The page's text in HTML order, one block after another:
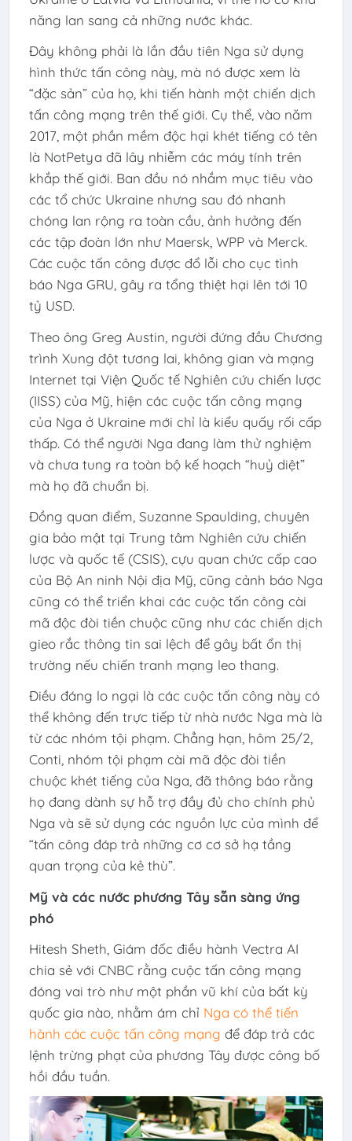
năng lan sang cả những nước khác.
Đây không phải là lần đầu tiên Nga sử dụng
hình thức tấn công này, mà nó được xem là
“đặc sản” của họ, khi tiến hành một chiến dịch
tấn công mạng trên thế giới. Cụ thể, vào năm
2017, một phần mềm độc hại khét tiếng có tên
là NotPetya đã lây nhiễm các máy tính trên
khắp thế giới. Ban đầu nó nhắm mục tiêu vào
các tổ chức Ukraine nhưng sau đó nhanh
chóng lan rộng ra toàn cầu, ảnh hưởng đến
các tập đoàn lớn như Maersk, WPP và Merck.
Các cuộc tấn công được đổ lỗi cho cục tình
báo Nga GRU, gây ra tổng thiệt hại lên tới 10
tỷ USD.
Theo ông Greg Austin, người đứng đầu Chương
trình Xung đột tương lai, không gian và mạng
Internet tại Viện Quốc tế Nghiên cứu chiến lược
(IISS) của Mỹ, hiện các cuộc tấn công mạng
của Nga ở Ukraine mới chỉ là kiểu quấy rối cấp
thấp. Có thể người Nga đang làm thử nghiệm
và chưa tung ra toàn bộ kế hoạch “huỷ diệt”
mà họ đã chuẩn bị.
Đồng quan điểm, Suzanne Spaulding, chuyên
gia bảo mật tại Trung tâm Nghiên cứu chiến
lược và quốc tế (CSIS), cựu quan chức cấp cao
của Bộ An ninh Nội địa Mỹ, cũng cảnh báo Nga
cũng có thể triển khai các cuộc tấn công cài
mã độc đòi tiền chuộc cũng như các chiến dịch
gieo rắc thông tin sai lệch để gây bất ổn thị
trường nếu chiến tranh mạng leo thang.
Điều đáng lo ngại là các cuộc tấn công này có
thể không đến trực tiếp từ nhà nước Nga mà là
từ các nhóm tội phạm. Chẳng hạn, hôm 25/2,
Conti, nhóm tội phạm cài mã độc đòi tiền
chuộc khét tiếng của Nga, đã thông báo rằng
họ đang dành sự hỗ trợ đầy đủ cho chính phủ
Nga và sẽ sử dụng các nguồn lực của mình để
“tấn công đáp trả những cơ cơ sở hạ tầng
quan trọng của kẻ thù”.
Mỹ và các nước phương Tây sẵn sàng ứng
phó
Hitesh Sheth, Giám đốc điều hành Vectra AI
chia sẻ với CNBC rằng cuộc tấn công mạng
đóng vai trò như một phần vũ khí của bất kỳ
quốc gia nào, nhằm ám chỉ Nga có thể tiến
hành các cuộc tấn công mạng để đáp trả các
lệnh trừng phạt của phương Tây được công bố
hồi đầu tuần.